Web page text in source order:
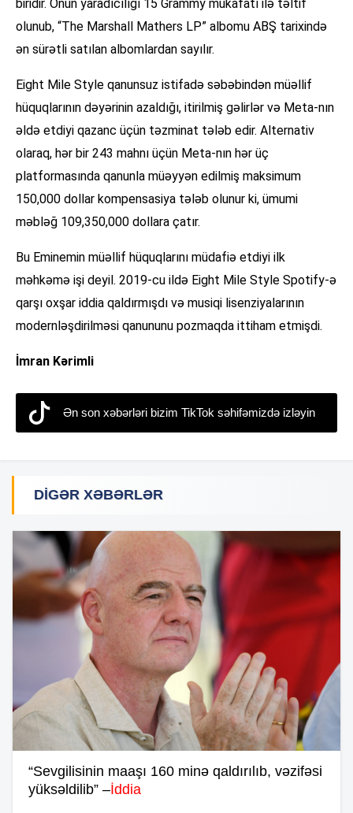
biridir. Onun yaradıcılığı 15 Grammy mükafatı ilə təltif
olunub, “The Marshall Mathers LP” albomu ABŞ tarixində
ən sürətli satılan albomlardan sayılır.
Eight Mile Style qanunsuz istifadə səbəbindən müəllif
hüquqlarının dəyərinin azaldığı, itirilmiş gəlirlər və Meta-nın
əldə etdiyi qazanc üçün təzminat tələb edir. Alternativ
olaraq, hər bir 243 mahnı üçün Meta-nın hər üç
platformasında qanunla müəyyən edilmiş maksimum
150,000 dollar kompensasiya tələb olunur ki, ümumi
məbləğ 109,350,000 dollara çatır.
Bu Eminemin müəllif hüquqlarını müdafiə etdiyi ilk
məhkəmə işi deyil. 2019-cu ildə Eight Mile Style Spotify-ə
qarşı oxşar iddia qaldırmışdı və musiqi lisenziyalarının
modernləşdirilməsi qanununu pozmaqda ittiham etmişdi.
İmran Kərimli
Ən son xəbərləri bizim TikTok səhifəmizdə izləyin
DIGƏR XƏBƏRLƏR
“Sevgilisinin maaşı 160 minə qaldırılıb, vəzifəsi
yüksəldilib” –İddia